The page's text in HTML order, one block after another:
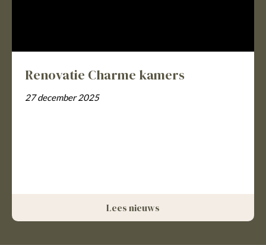
Renovatie Charme kamers
27 december 2025
Lees nieuws